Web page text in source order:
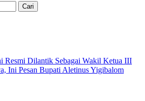
Resmi Dilantik Sebagai Wakil Ketua III
Ini Pesan Bupati Aletinus Yigibalom